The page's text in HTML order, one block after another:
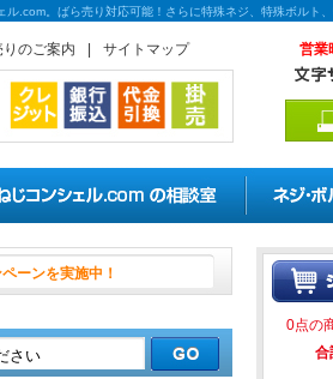
.com。ばら売り対応可能！さらに特殊ネジ、特殊ボルト
りのご案内 サイトマップ 営業
ナットの割引キ
0点の
合